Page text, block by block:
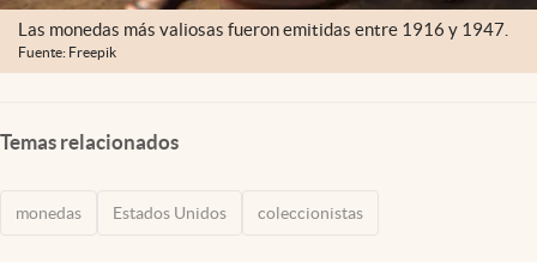
Las monedas más valiosas fueron emitidas entre 1916 y 1947.
Fuente: Freepik
Temas relacionados
monedas Estados Unidos coleccionistas